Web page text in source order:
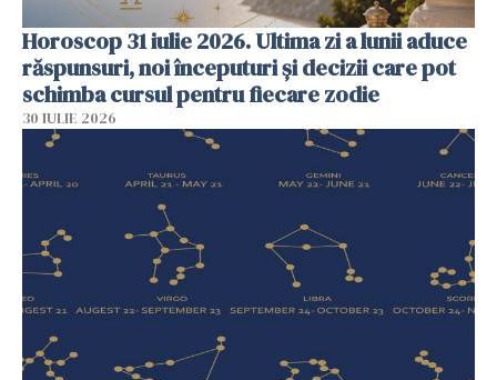
Horoscop 31 iulie 2026. Ultima zi a lunii aduce
răspunsuri, noi începuturi și decizii care pot
schimba cursul pentru fiecare zodie
30 IULIE 2026